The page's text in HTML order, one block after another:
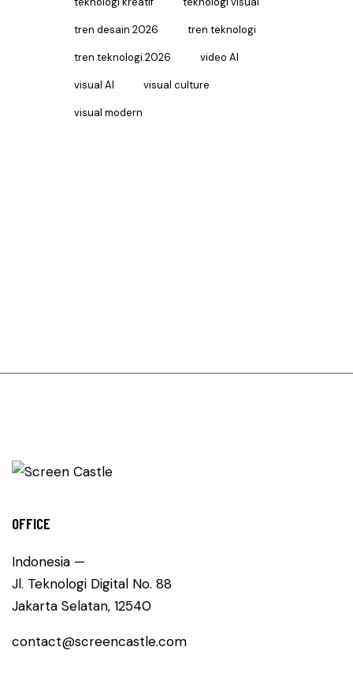
tren desain 2026 tren teknologi
tren teknologi 2026 video AI
visual AI visual culture
visual modern
OFFICE
Indonesia —
Jl. Teknologi Digital No. 88
Jakarta Selatan, 12540
contact@screencastle.com